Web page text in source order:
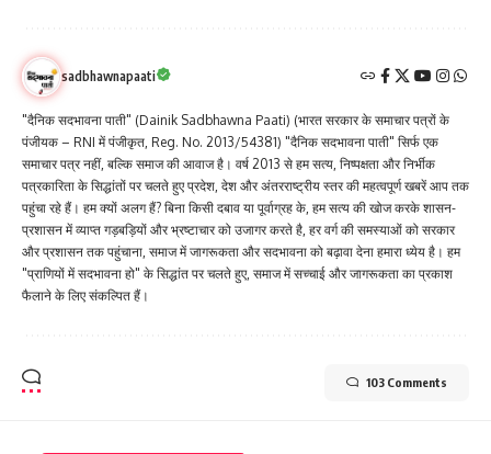
sadbhawnapaati
"दैनिक सदभावना पाती" (Dainik Sadbhawna Paati) (भारत सरकार के समाचार पत्रों के
पंजीयक – RNI में पंजीकृत, Reg. No. 2013/54381) "दैनिक सदभावना पाती" सिर्फ एक
समाचार पत्र नहीं, बल्कि समाज की आवाज है। वर्ष 2013 से हम सत्य, निष्पक्षता और निर्भीक
पत्रकारिता के सिद्धांतों पर चलते हुए प्रदेश, देश और अंतरराष्ट्रीय स्तर की महत्वपूर्ण खबरें आप तक
पहुंचा रहे हैं। हम क्यों अलग हैं? बिना किसी दबाव या पूर्वाग्रह के, हम सत्य की खोज करके शासन-
प्रशासन में व्याप्त गड़बड़ियों और भ्रष्टाचार को उजागर करते है, हर वर्ग की समस्याओं को सरकार
और प्रशासन तक पहुंचाना, समाज में जागरूकता और सदभावना को बढ़ावा देना हमारा ध्येय है। हम
"प्राणियों में सदभावना हो" के सिद्धांत पर चलते हुए, समाज में सच्चाई और जागरूकता का प्रकाश
फैलाने के लिए संकल्पित हैं।
103 Comments